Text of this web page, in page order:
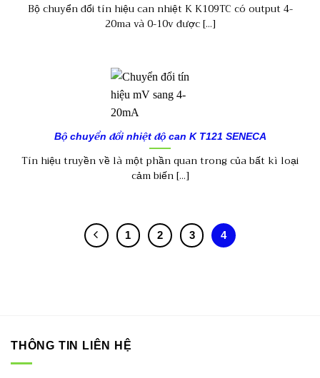
Bộ chuyển đổi tín hiệu can nhiệt K K109TC có output 4-
20ma và 0-10v được [...]
Bộ chuyển đổi nhiệt độ can K T121 SENECA
Tín hiệu truyền về là một phần quan trong của bất kì loại
cảm biến [...]
1 2 3 4
THÔNG TIN LIÊN HỆ